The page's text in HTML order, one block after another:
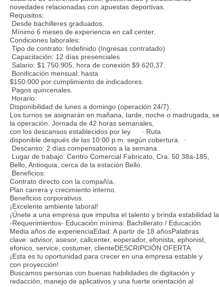
novedades relacionadas con apuestas deportivas.
Requisitos:
Desde bachilleres graduados.
Mínimo 6 meses de experiencia en call center.
Condiciones laborales:
Tipo de contrato: Indefinido (Ingresas contratado)
Capacitación: 12 días presenciales
Salario: $1.750.905, hora de conexión $9.620,37.
Bonificación mensual: hasta
$150.000 por cumplimiento de indicadores.
Pagos quincenales.
Horario:
Disponibilidad de lunes a domingo (operación 24/7).
Los turnos se asignarán en mañana, tarde, noche o madrugada,
la operación. Jornada de 42 horas semanales,
con los descansos establecidos por ley. · Ruta
disponible después de las 10:00 p.m. según cobertura. ·
Descanso: 2 días compensatorios a la semana.
Lugar de trabajo: Centro Comercial Fabricato, Cra. 50 38a-185,
Bello, Antioquia; cerca de la estación Bello.
Beneficios:
Contrato directo con la compañía.
Plan carrera y crecimiento interno.
Beneficios corporativos.
¡Excelente ambiente laboral!
¡Únete a una empresa que impulsa el talento y brinda estabilidad
-Requerimientos- Educación mínima: Bachillerato / Educación
Media años de experienciaEdad: A partir de 18 añosPalabras
clave: advisor, asesor, callcenter, eoperador, efonista, ephonist,
efonico, service, costumer, clienteDESCRIPCIÓN OFERTA:
¡Esta es tu oportunidad para crecer en una empresa estable y
con proyección!
Buscamos personas con buenas habilidades de digitación y
redacción, manejo de aplicativos y una fuerte orientación al